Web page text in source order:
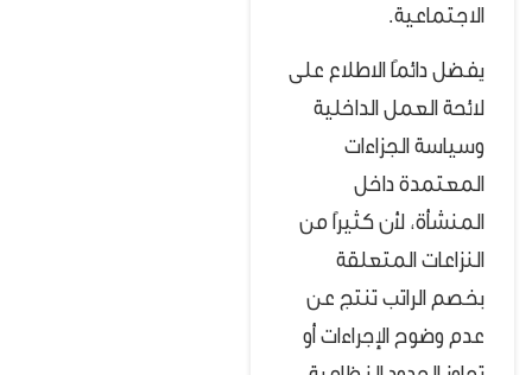
الاجتماعية.
يفضل دائمًا الاطلاع على
لائحة العمل الداخلية
وسياسة الجزاءات
المعتمدة داخل
المنشأة، لأن كثيرًا من
النزاعات المتعلقة
بخصم الراتب تنتج عن
عدم وضوح الإجراءات أو